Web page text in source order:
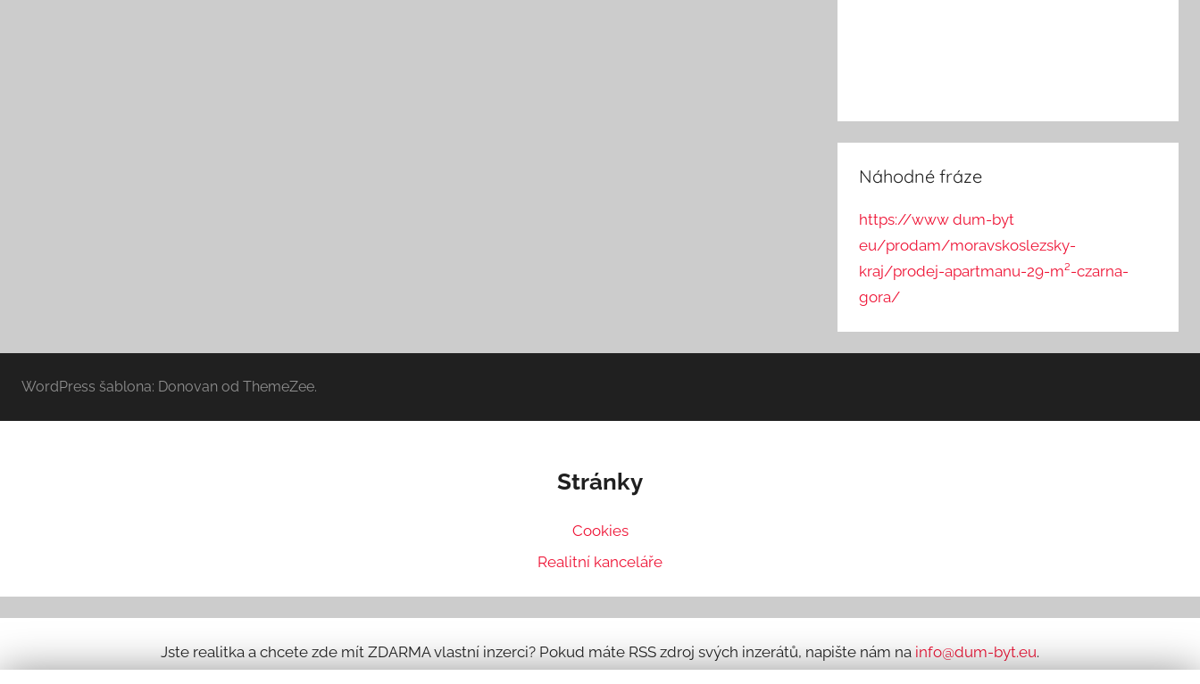
Náhodné fráze
https://www dum-byt
eu/prodam/moravskoslezsky-
kraj/prodej-apartmanu-29-m²-czarna-
gora/
WordPress šablona: Donovan od ThemeZee.
Stránky
Cookies
Realitní kanceláře
Jste realitka a chcete zde mít ZDARMA vlastní inzerci? Pokud máte RSS zdroj svých inzerátů, napište nám na info@dum-byt.eu.